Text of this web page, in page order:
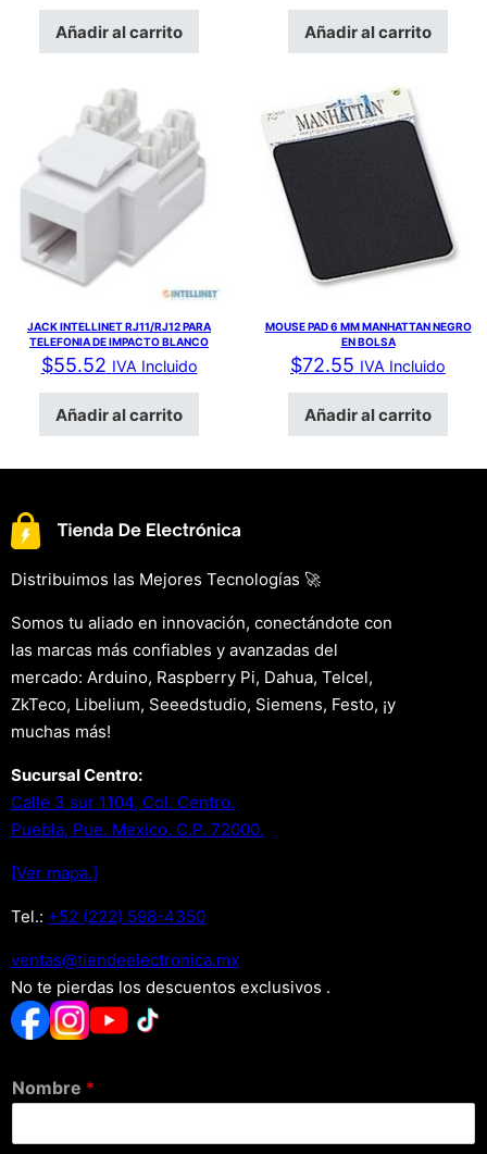
Añadir al carrito Añadir al carrito
JACK INTELLINET RJ11/RJ12 PARA
TELEFONIA DE IMPACTO BLANCO
$55.52 IVA Incluido
Añadir al carrito
MOUSE PAD 6 MM MANHATTAN NEGRO
EN BOLSA
$72.55 IVA Incluido
Añadir al carrito
Distribuimos las Mejores Tecnologías 🚀
Somos tu aliado en innovación, conectándote con
las marcas más confiables y avanzadas del
mercado: Arduino, Raspberry Pi, Dahua, Telcel,
ZkTeco, Libelium, Seeedstudio, Siemens, Festo, ¡y
muchas más!
Sucursal Centro:
Calle 3 sur 1104, Col. Centro.
Puebla, Pue. Mexico. C.P. 72000.
[Ver mapa.]
Tel.: +52 (222) 598-4350
xm.acinortceleedneit@satnev
No te pierdas los descuentos exclusivos .
Nombre *